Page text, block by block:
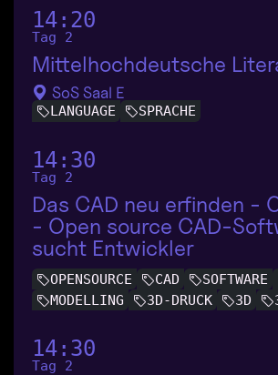
14:20
Tag 2
Mittelhochdeutsche
SoS Saal E
LANGUAGE SPRACHE
14:30
Tag 2
Das CAD neu erfinden -
- Open source CAD-
sucht Entwickler
OPENSOURCE CAD SOFTWARE
MODELLING
3D-DRUCK 3D
14:30
Tag 2